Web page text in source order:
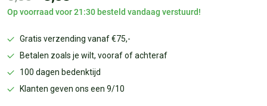
Op voorraad voor 21:30 besteld vandaag verstuurd!
Gratis verzending vanaf €75,-
Betalen zoals je wilt, vooraf of achteraf
100 dagen bedenktijd
Klanten geven ons een 9/10